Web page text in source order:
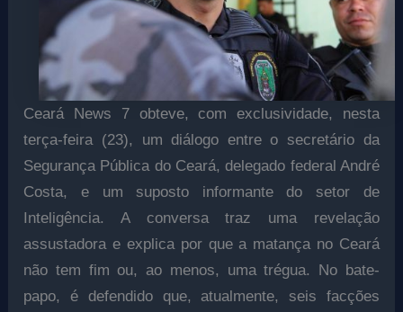
Ceará News 7 obteve, com exclusividade, nesta
terça-feira (23), um diálogo entre o secretário da
Segurança Pública do Ceará, delegado federal André
Costa, e um suposto informante do setor de
Inteligência. A conversa traz uma revelação
assustadora e explica por que a matança no Ceará
não tem fim ou, ao menos, uma trégua. No bate-
papo, é defendido que, atualmente, seis facções